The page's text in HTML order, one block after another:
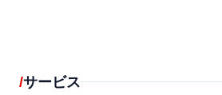
サービス